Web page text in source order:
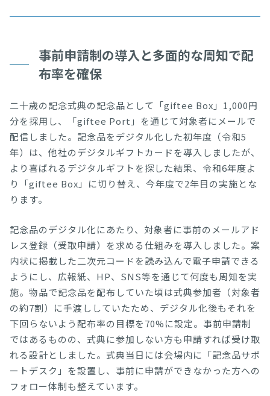
事前申請制の導入と多面的な周知で配
布率を確保
二十歳の記念式典の記念品として「giftee Box」1,000円
分を採用し、「giftee Port」を通じて対象者にメールで
配信しました。記念品をデジタル化した初年度（令和5
年）は、他社のデジタルギフトカードを導入しましたが、
より喜ばれるデジタルギフトを探した結果、令和6年度よ
り「giftee Box」に切り替え、今年度で2年目の実施とな
ります。
記念品のデジタル化にあたり、対象者に事前のメールアド
レス登録（受取申請）を求める仕組みを導入しました。案
内状に掲載した二次元コードを読み込んで電子申請できる
ようにし、広報紙、HP、SNS等を通じて何度も周知を実
施。物品で記念品を配布していた頃は式典参加者（対象者
の約7割）に手渡ししていたため、デジタル化後もそれを
下回らないよう配布率の目標を70%に設定。事前申請制
ではあるものの、式典に参加しない方も申請すれば受け取
れる設計としました。式典当日には会場内に「記念品サポ
ートデスク」を設置し、事前に申請ができなかった方への
フォロー体制も整えています。